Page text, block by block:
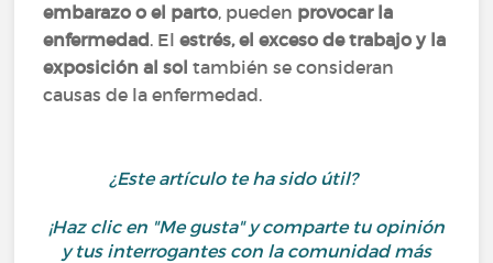
embarazo o el parto, pueden provocar la
enfermedad. Elestrés, el exceso de trabajo y la
exposición al soltambién se consideran
causas de la enfermedad.
¿Este artículo te ha sido útil?
¡Haz clic en "Me gusta" y comparte tu opinión
y tus interrogantes con la comunidad más